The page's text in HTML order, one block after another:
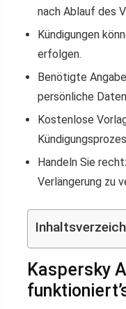
nach Ablauf des
Kündigungen
erfolgen.
Benötigte
persönliche
Kostenlose
Handeln Sie
Verlängerung zu
Kaspersky